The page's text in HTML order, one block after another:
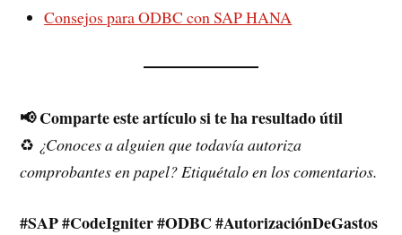
Consejos para ODBC con SAP HANA
📢 Comparte este artículo si te ha resultado útil
♻️ ¿Conoces a alguien que todavía autoriza
comprobantes en papel? Etiquétalo en los comentarios.
#SAP #CodeIgniter #ODBC #AutorizaciónDeGastos